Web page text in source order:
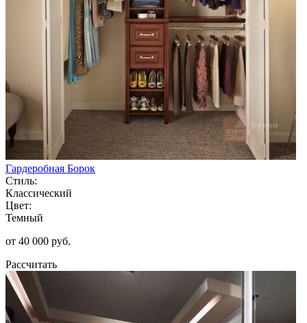
Гардеробная Борок
Стиль:
Классический
Цвет:
Темный
от 40 000 руб.
Рассчитать